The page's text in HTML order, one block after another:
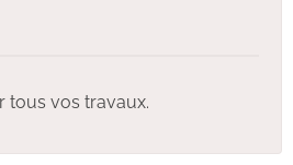
tous vos travaux.